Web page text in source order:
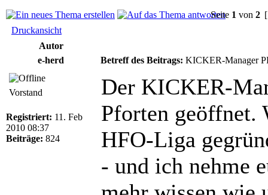
Seite 1 von 2
Druckansicht
Autor
e-herd
Betreff des Beitrags: KICKER-Manager
Vorstand
Registriert: 11. Feb
2010 08:37
Beiträge: 824
Der KICKER-
Pforten geöffnet.
HFO-Liga
- und ich nehme